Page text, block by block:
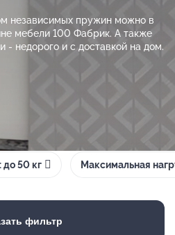
независимых пружин можно в
мебели 100 Фабрик. А также
- недорого и с доставкой на дом.
до 50 кг Максимальная
фильтр